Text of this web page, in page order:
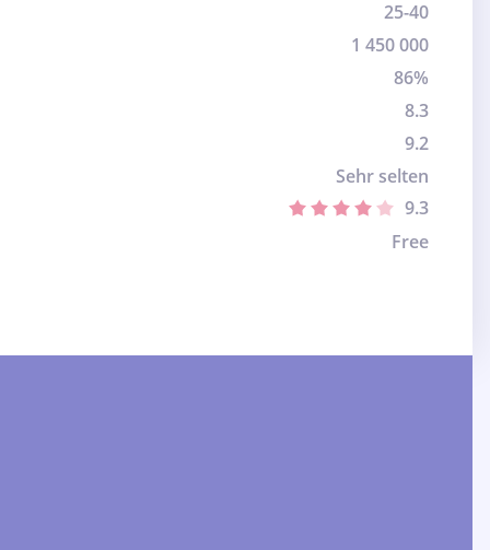
25-40
1 450 000
86%
8.3
9.2
Sehr selten
9.3
Free